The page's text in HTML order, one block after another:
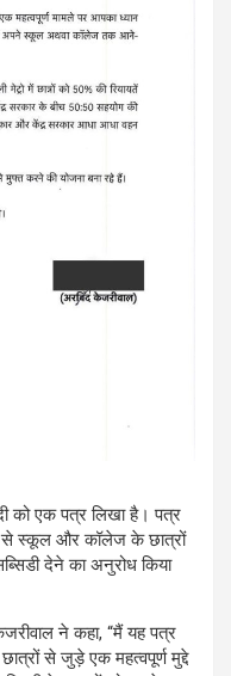
को एक पत्र लिखा है। पत्र
से स्कूल और कॉलेज के छात्रों
देने का अनुरोध किया
ने कहा, “मैं यह पत्र
से जुड़े एक महत्वपूर्ण मुद्दे